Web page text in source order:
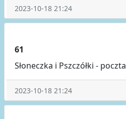
2023-10-18 21:24
61
Słoneczka i Pszczółki - poczta
2023-10-18 21:24